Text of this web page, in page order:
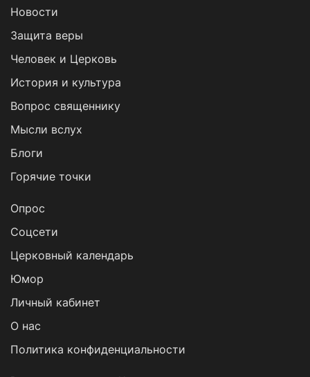
Новости
Защита веры
Человек и Церковь
История и культура
Вопрос священнику
Мысли вслух
Блоги
Горячие точки
Опрос
Cоцсети
Церковный календарь
Юмор
Личный кабинет
О нас
Политика конфиденциальности